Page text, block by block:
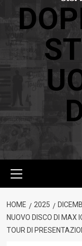
principale
HOME 2025
NUOVO DISCO DI MAX
TOUR DI